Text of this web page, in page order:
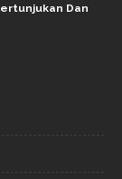
Dan